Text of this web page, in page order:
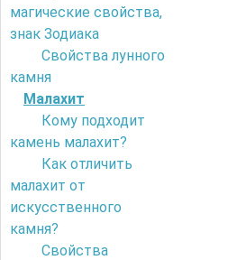
магические свойства,
знак Зодиака
Свойства лунного
камня
Малахит
Кому подходит
камень малахит?
Как отличить
малахит от
искусственного
камня?
Свойства